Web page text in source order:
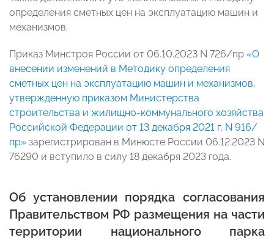
определения сметных цен на эксплуатацию машин и
механизмов.
Приказ Минстроя России от 06.10.2023 N 726/пр «О
внесении изменений в Методику определения
сметных цен на эксплуатацию машин и механизмов,
утвержденную приказом Министерства
строительства и жилищно-коммунального хозяйства
Российской Федерации от 13 декабря 2021 г. N 916/
пр» зарегистрирован в Минюсте России 06.12.2023 N
76290 и вступило в силу 18 декабря 2023 года.
Об установлении порядка согласования
Правительством РФ размещения на части
территории национального парка